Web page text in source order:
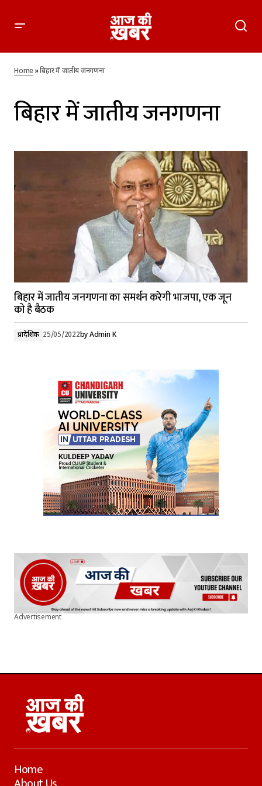
Home»बिहार में जातीय जनगणना
बिहार में जातीय जनगणना
बिहार में जातीय जनगणना का समर्थन करेगी भाजपा, एक जून
को है बैठक
प्रादेशिक 25/05/2022byAdmin K
Advertisement
Home